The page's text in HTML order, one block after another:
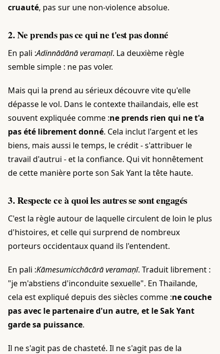
cruauté, pas sur une non-violence absolue.
2. Ne prends pas ce qui ne t'est pas donné
En pali :Adinnādānā veramaṇī. La deuxième règle
semble simple : ne pas voler.
Mais qui la prend au sérieux découvre vite qu'elle
dépasse le vol. Dans le contexte thaïlandais, elle est
souvent expliquée comme :ne prends rien qui ne t'a
pas été librement donné. Cela inclut l'argent et les
biens, mais aussi le temps, le crédit - s'attribuer le
travail d'autrui - et la confiance. Qui vit honnêtement
de cette manière porte son Sak Yant la tête haute.
3. Respecte ce à quoi les autres se sont engagés
C'est la règle autour de laquelle circulent de loin le plus
d'histoires, et celle qui surprend de nombreux
porteurs occidentaux quand ils l'entendent.
En pali :Kāmesumicchācārā veramaṇī. Traduit librement :
"je m'abstiens d'inconduite sexuelle". En Thaïlande,
cela est expliqué depuis des siècles comme :ne couche
pas avec le partenaire d'un autre, et le Sak Yant
garde sa puissance.
Il ne s'agit pas de chasteté. Il ne s'agit pas de la